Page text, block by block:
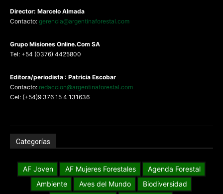
Director: Marcelo Almada
Contacto: gerencia@argentinaforestal.com
Grupo Misiones Online.Com SA
Tel: +54 (0376) 4425800
Editora/periodista : Patricia Escobar
Contacto: redaccion@argentinaforestal.com
Cel: (+54)9 376 15 4 131636
Categorías
AF Joven AF Mujeres Forestales
Agenda Forestal
Ambiente
Aves del Mundo
Biodiversidad